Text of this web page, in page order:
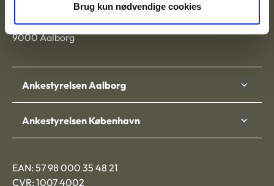
Brug kun nødvendige cookies
Nytorv 7, 2. sal
9000 Aalborg
Ankestyrelsen Aalborg
Ankestyrelsen København
EAN: 57 98 000 35 48 21
CVR: 1007 4002